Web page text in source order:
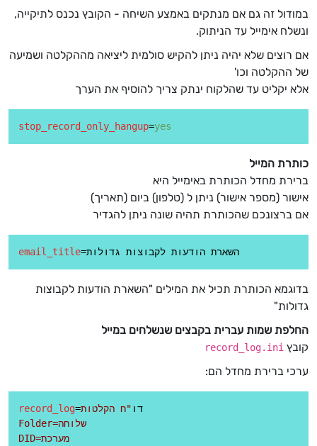
במודול זה גם אם מנתקים באמצע השיחה - הקובץ נכנס לתיקייה,
ונשלח אימייל עד הניתוק.
אם רוצים שלא יהיה ניתן להקיש סולמית ליציאה מההקלטה ושמיעה
של ההקלטה וכו'
אלא יקליט עד שהלקוח ינתק צריך להוסיף את הערך
stop_record_only_hangup=yes
כותרת המייל
ברירת מחדל הכותרת באימייל היא
אישור (מספר אישור) ניתן ל (טלפון) ביום (תאריך)
אם ברצונכם שהכותרת תהיה שונה ניתן להגדיר
email_title
בדוגמא הכותרת תכיל את המילים "השארת הודעות לקבוצות
גדולות"
החלפת שמות עברית בקבצים שנשלחים במייל
קובץ record_log.ini
ערכי ברירת מחדל הם:
record_log =דו "ח הקלטות
Folder=שלוחה
DID=מערכת